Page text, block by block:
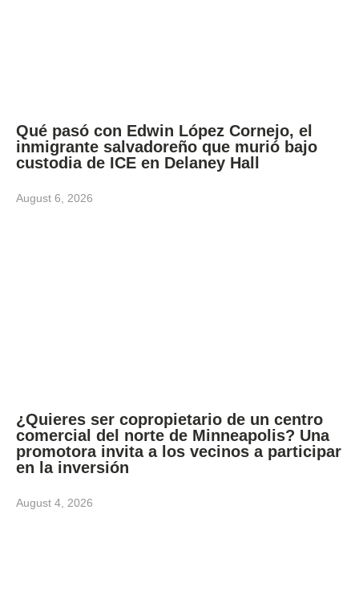
Qué pasó con Edwin López Cornejo, el
inmigrante salvadoreño que murió bajo
custodia de ICE en Delaney Hall
August 6, 2026
¿Quieres ser copropietario de un centro
comercial del norte de Minneapolis? Una
promotora invita a los vecinos a participar
en la inversión
August 4, 2026